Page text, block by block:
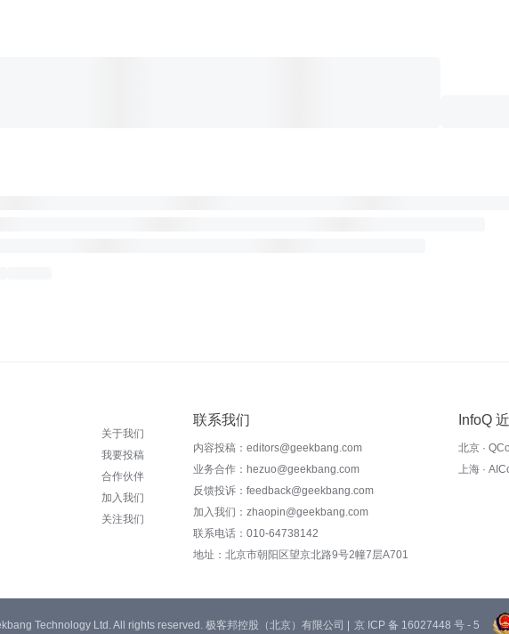
关于我们
我要投稿
合作伙伴
加入我们
关注我们
联系我们
内容投稿：editors@geekbang.com
业务合作：hezuo@geekbang.com
反馈投诉：feedback@geekbang.com
加入我们：zhaopin@geekbang.com
联系电话：010-64738142
地址：北京市朝阳区望京北路9号2幢7层A701
InfoQ
北京 ·
上海 ·
Technology Ltd. All rights reserved. 极客邦控股（北京）有限公司 | 京 ICP 备 16027448 号 - 5